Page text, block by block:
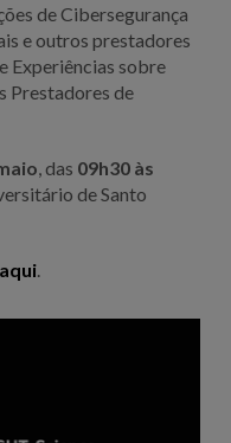
de Cibersegurança
e outros prestadores
Experiências sobre
Prestadores de
, das 09h30 às
de Santo
aqui.